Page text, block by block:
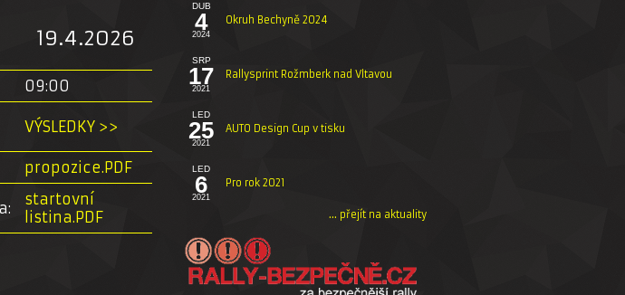
19.4.2026
09:00
VÝSLEDKY >>
propozice.PDF
startovní
listina.PDF
DUB
4
2024
Okruh Bechyně 2024
SRP
17
2021
Rallysprint Rožmberk nad Vltavou
LED
25
2021
AUTO Design Cup v tisku
LED
6
2021
Pro rok 2021
... přejít na aktuality